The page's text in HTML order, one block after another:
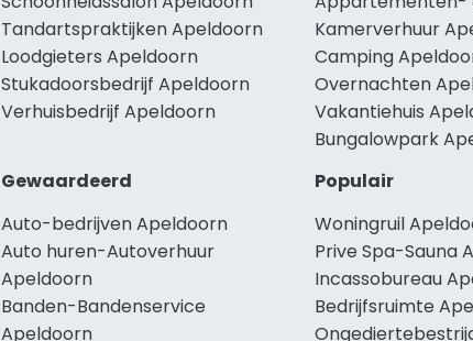
Tandartspraktijken Apeldoorn
Loodgieters Apeldoorn
Stukadoorsbedrijf Apeldoorn
Verhuisbedrijf Apeldoorn
Kamerverhuur
Camping
Overnachten
Vakantiehuis
Bungalowpark
Gewaardeerd
Auto-bedrijven Apeldoorn
Auto huren-Autoverhuur
Apeldoorn
Banden-Bandenservice
Apeldoorn
Populair
Woningruil
Prive Spa-Sauna
Incassobureau
Bedrijfsruimte